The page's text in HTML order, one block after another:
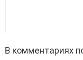
В комментариях